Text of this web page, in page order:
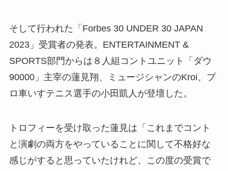
そして行われた「Forbes 30 UNDER 30 JAPAN
2023」受賞者の発表。ENTERTAINMENT &
SPORTS部門からは８人組コントユニット「ダウ
90000」主宰の蓮見翔、ミュージシャンのKroi、プ
ロ車いすテニス選手の小田凱人が登壇した。
トロフィーを受け取った蓮見は「これまでコント
と演劇の両方をやっていることに関して不格好な
感じがすると思っていたけれど、この度の受賞で